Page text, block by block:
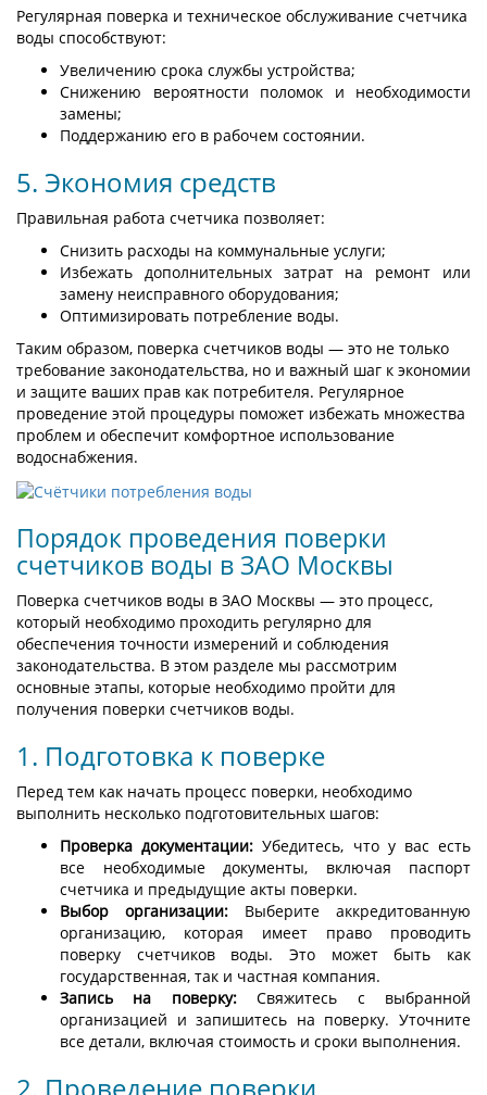
Регулярная поверка и техническое обслуживание счетчика
воды способствуют:
Увеличению срока службы устройства;
Снижению вероятности поломок и необходимости
замены;
Поддержанию его в рабочем состоянии.
5. Экономия средств
Правильная работа счетчика позволяет:
Снизить расходы на коммунальные услуги;
Избежать дополнительных затрат на ремонт или
замену неисправного оборудования;
Оптимизировать потребление воды.
Таким образом, поверка счетчиков воды — это не только
требование законодательства, но и важный шаг к экономии
и защите ваших прав как потребителя. Регулярное
проведение этой процедуры поможет избежать множества
проблем и обеспечит комфортное использование
водоснабжения.
Порядок проведения поверки
счетчиков воды в ЗАО Москвы
Поверка счетчиков воды в ЗАО Москвы — это процесс,
который необходимо проходить регулярно для
обеспечения точности измерений и соблюдения
законодательства. В этом разделе мы рассмотрим
основные этапы, которые необходимо пройти для
получения поверки счетчиков воды.
1. Подготовка к поверке
Перед тем как начать процесс поверки, необходимо
выполнить несколько подготовительных шагов:
Проверка документации: Убедитесь, что у вас есть
все необходимые документы, включая паспорт
счетчика и предыдущие акты поверки.
Выбор организации: Выберите аккредитованную
организацию, которая имеет право проводить
поверку счетчиков воды. Это может быть как
государственная, так и частная компания.
Запись на поверку:Свяжитесь с выбранной
организацией и запишитесь на поверку. Уточните
все детали, включая стоимость и сроки выполнения.
2. Проведение поверки